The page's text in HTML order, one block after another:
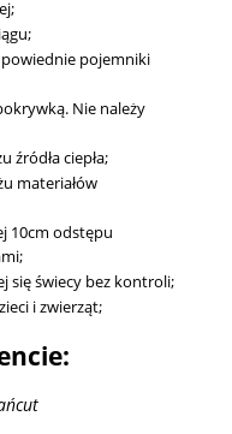
pojemniki
Nie należy
źródła ciepła;
materiałów
10cm odstępu
się świecy bez kontroli;
i zwierząt;